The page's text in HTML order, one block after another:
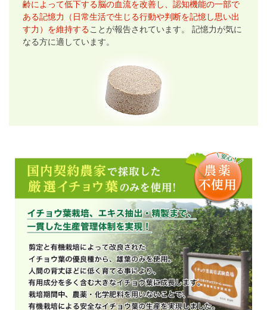
齢によって低下する脳の血流を改善し、認知機能の一部で
ある記憶力（日常生活で生じる行動や判断を記憶し思い出
す力）を維持することが報告されています。 記憶力が気に
なる方に適しています。